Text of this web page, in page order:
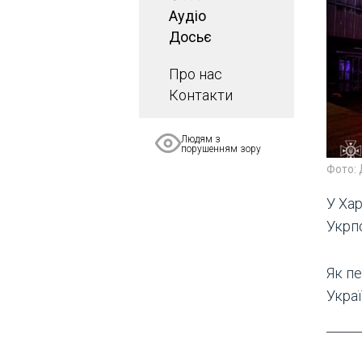
Аудіо
Досьє
Про нас
Контакти
Людям з
порушенням зору
Фото:
У
Як